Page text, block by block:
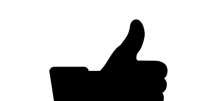
ВАША ЗАЯВКА ОТПРАВЛЕНА
в ближайшее время наши менеджеры